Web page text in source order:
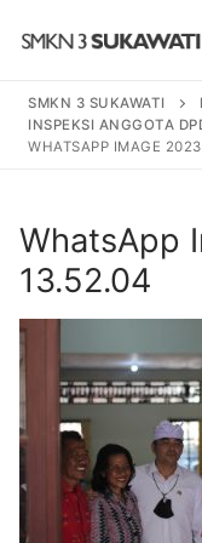
BERANDA
PROGRAM
SENI TARI BALI
SENI
PROFIL SEKOLAH
SEJARAH
BERITA
SMKN 3 SUKAWATI
INSPEKSI ANGGOTA
WHATSAPP IMAGE
WhatsApp
13.52.04